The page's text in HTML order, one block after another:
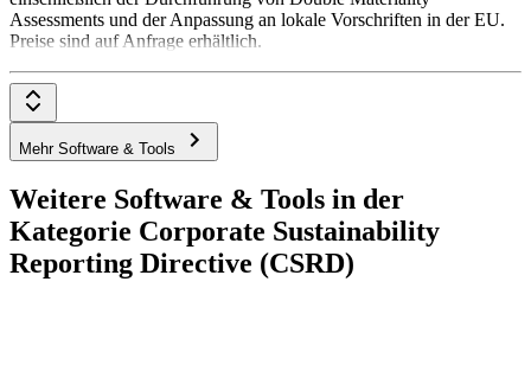
Assessments und der Anpassung an lokale Vorschriften in der EU.
Preise sind auf Anfrage erhältlich.
Mehr Software & Tools
Weitere Software & Tools in der
Kategorie Corporate Sustainability
Reporting Directive (CSRD)